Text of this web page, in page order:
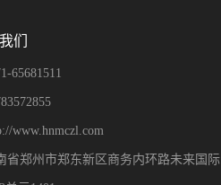
们
65681511
www.hnmczl.com
省郑州市郑东新区商务内环路未来国际